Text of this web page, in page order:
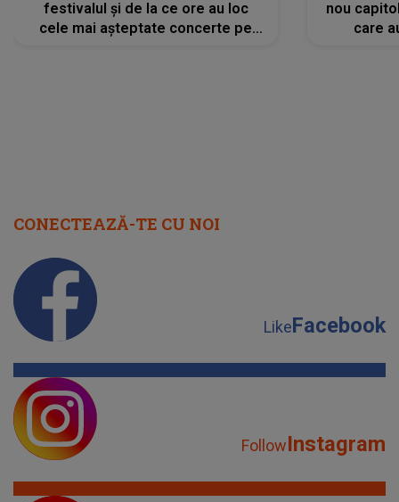
festivalul și de la ce ore au loc
cele mai așteptate concerte pe
nou
care
CONECTEAZĂ-TE CU NOI
LikeFacebook
FollowInstagram